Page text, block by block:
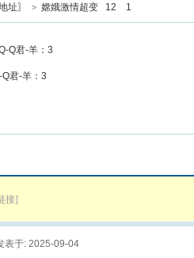
帖子
搜索
址〗 > 嫦娥激情超变 12 1
Q君-羊：3
接]
表于: 2025-09-04